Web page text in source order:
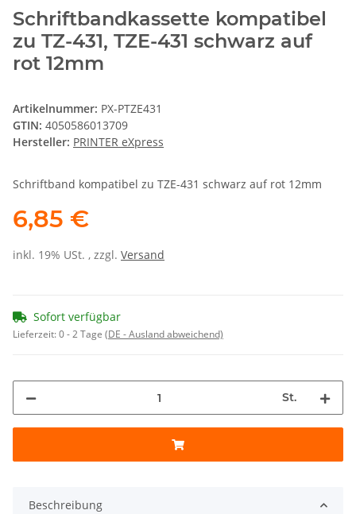
Schriftbandkassette kompatibel
zu TZ-431, TZE-431 schwarz auf
rot 12mm
Artikelnummer: PX-PTZE431
GTIN: 4050586013709
Hersteller: PRINTER eXpress
Schriftband kompatibel zu TZE-431 schwarz auf rot 12mm
6,85 €
inkl. 19% USt. , zzgl. Versand
Sofort verfügbar
Lieferzeit:0 - 2 Tage (DE - Ausland abweichend)
St.
Beschreibung